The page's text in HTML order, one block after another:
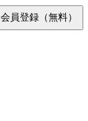
会員登録 （無料）